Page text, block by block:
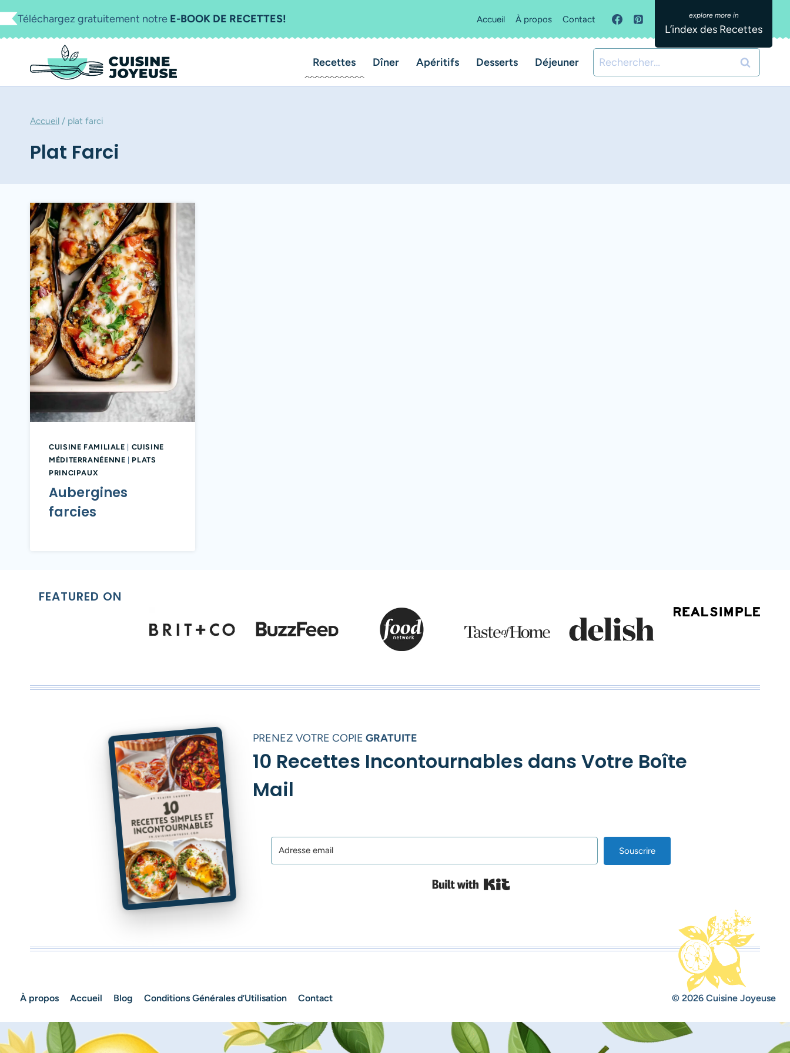
Aller
au
Téléchargez gratuitement notre E-BOOK DE RECETTES! Accueil À propos Contact
L’index des Recettes
Recettes Dîner Apéritifs Desserts Déjeuner Rechercher :
Accueil / plat farci
Plat Farci
CUISINE FAMILIALE | CUISINE
MÉDITERRANÉENNE | PLATS
PRINCIPAUX
Aubergines
farcies
FEATURED ON
PRENEZ VOTRE COPIE GRATUITE
10 Recettes Incontournables dans Votre Boîte
Mail
Souscrire
Built with Kit
À propos Accueil Blog Conditions Générales d’Utilisation Contact © 2026 Cuisine Joyeuse